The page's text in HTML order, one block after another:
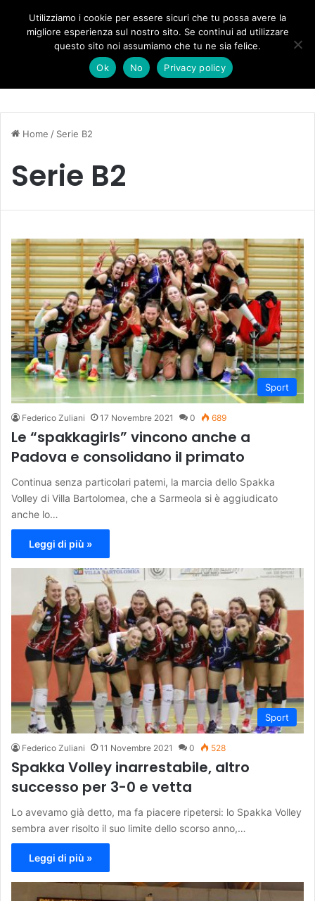
Forza Italia, il legnaghese Donà nella segreteria regionale
Home / Serie B2
Serie B2
Sport
Federico Zuliani 17 Novembre 2021 0 689
Le “spakkagirls” vincono anche a
Padova e consolidano il primato
Continua senza particolari patemi, la marcia dello Spakka
Volley di Villa Bartolomea, che a Sarmeola si è aggiudicato
anche lo…
Leggi di più »
Sport
Federico Zuliani 11 Novembre 2021 0 528
Spakka Volley inarrestabile, altro
successo per 3-0 e vetta
Lo avevamo già detto, ma fa piacere ripetersi: lo Spakka Volley
sembra aver risolto il suo limite dello scorso anno,…
Leggi di più »
Utilizziamo i cookie per essere sicuri che tu possa avere la
migliore esperienza sul nostro sito. Se continui ad utilizzare
questo sito noi assumiamo che tu ne sia felice.
Ok
No Privacy policy